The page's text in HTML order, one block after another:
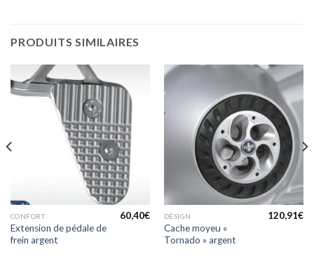
PRODUITS SIMILAIRES
CONFORT
Extension de pédale de
frein argent
60,40€ DÉSIGN
Cache moyeu «
Tornado » argent
120,91€